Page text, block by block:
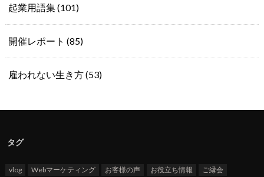
起業用語集(101)
開催レポート (85)
雇われない生き方(53)
タグ
vlog Webマーケティング お客様の声 お役立ち情報
ご縁会